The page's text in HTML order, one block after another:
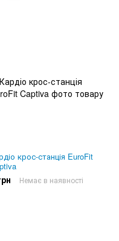
крос-станція EuroFit
Немає в наявності